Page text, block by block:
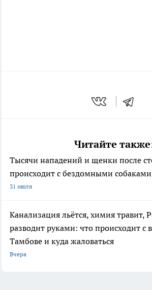
Читайте
Тысячи нападений и щенки после
происходит с бездомными
31 июля
Канализация льётся, химия травит,
разводит руками: что происходит с
Тамбове и куда жаловаться
Вчера